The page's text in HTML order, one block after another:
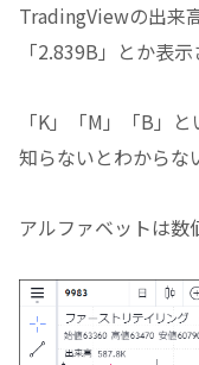
TradingViewの出来
「2.839B」とか表示
「K」「M」「B」
知らないとわからな
アルファベットは数